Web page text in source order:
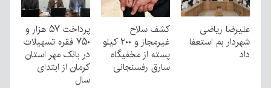
علیرضا ریاضی
شهردار بم استعفا
داد
کشف سلاح
غیرمجاز و ۲۰۰ کیلو
پسته از مخفیگاه
سارق رفسنجانی
پرداخت ۵۷ هزار و
۷۵۰ فقره تسهیلات
در بانک مهر استان
کرمان از ابتدای
سال